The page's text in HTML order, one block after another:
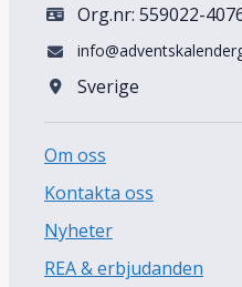
Org.nr: 559022-
Sverige
Om oss
Kontakta oss
Nyheter
REA & erbjudanden